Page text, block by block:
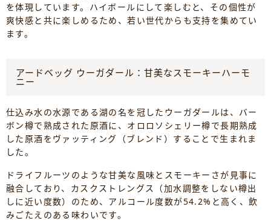
を体現しています。ハイボールにして楽しむと、その個性が
爽快感と共に楽しめるため、若い世代からも支持を集めてい
ます。
アードベッグ ウーガダール：甘美なスモーキーハーモ
ニー
仕込み水の水源である湖の名を冠したウーガダールは、バー
ボン樽で熟成された原酒に、オロロソシェリー樽で長期熟成
した原酒をヴァッティング（ブレンド）することで生まれま
した。
ドライフルーツのような甘美な風味とスモーキーさが見事に
融合しており、カスクストレングス（加水調整をしない樽出
しに近い度数）のため、アルコール度数が54.2%と高く、飲
みごたえのある味わいです。